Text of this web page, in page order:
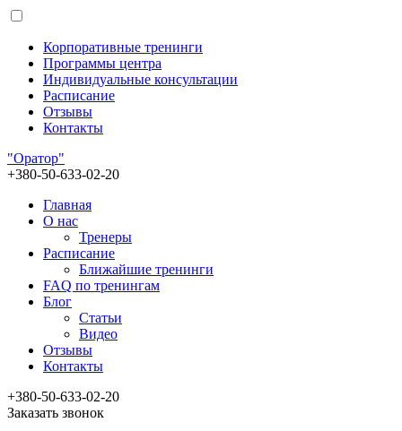
Корпоративные тренинги
Программы центра
Индивидуальные консультации
Расписание
Отзывы
Контакты
"Оратор"
+380-50-633-02-20
Главная
О нас
Тренеры
Расписание
Ближайшие тренинги
FAQ по тренингам
Блог
Статьи
Видео
Отзывы
Контакты
+380-50-633-02-20
Заказать звонок